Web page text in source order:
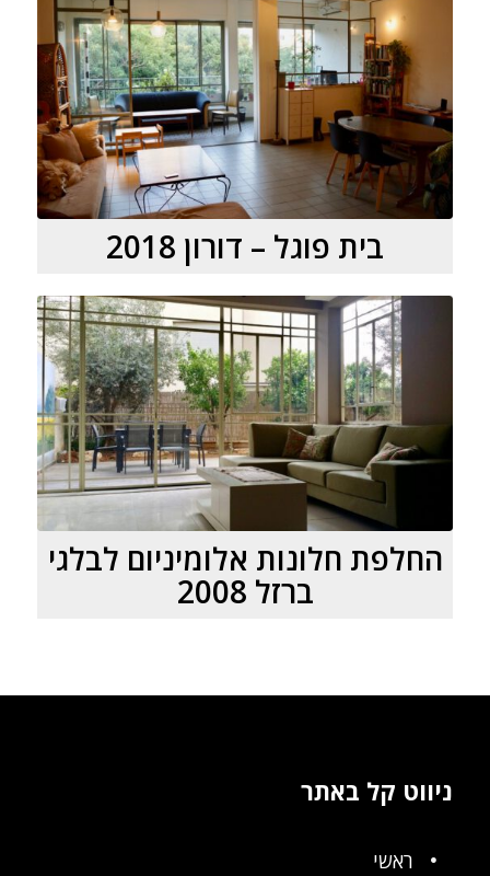
בית פוגל – דורון 2018
החלפת חלונות אלומיניום לבלגי
ברזל 2008
ניווט קל באתר
ראשי